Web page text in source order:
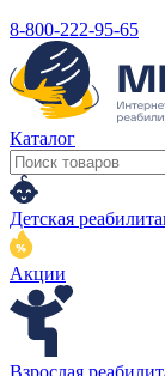
8-800-222-95-65
Каталог
Детская
Акции
Взрослая